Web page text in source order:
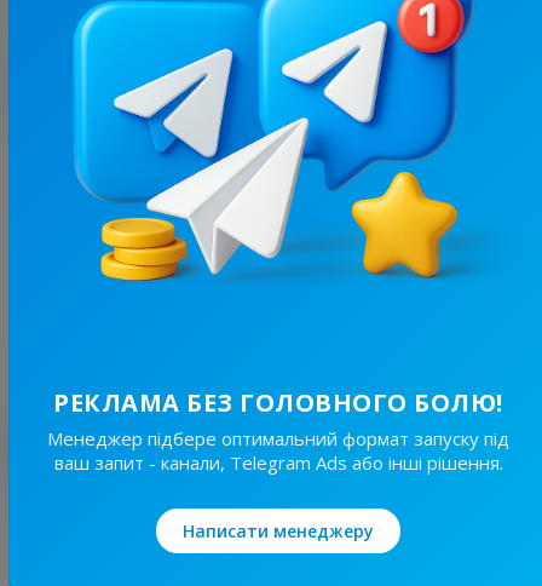
З цим каналом часто купують
/
1.6K
Новини/ЗМІ, Регіональні
Ціна реклами
Найкращі за темою
19.6K/
4.3K
Новини Львівщини та України
РЕКЛАМА БЕЗ ГОЛОВНОГО БОЛЮ!
Менеджер підбере оптимальний формат запуску під
ваш запит - канали, Telegram Ads або інші рішення.
Написати менеджеру